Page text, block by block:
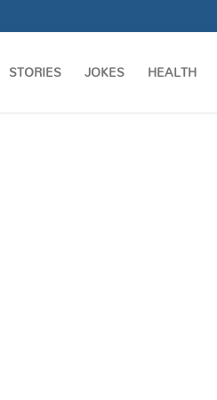
STORIES JOKES HEALTH